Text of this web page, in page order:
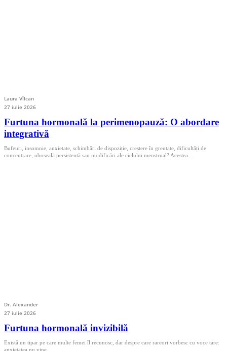
Laura Vîlcan
27 iulie 2026
Furtuna hormonală la perimenopauză: O abordare
integrativă
Bufeuri, insomnie, anxietate, schimbări de dispoziție, creștere în greutate, dificultăți de
concentrare, oboseală persistentă sau modificări ale ciclului menstrual? Acestea…
Dr. Alexander
27 iulie 2026
Furtuna hormonală invizibilă
Există un tipar pe care multe femei îl recunosc, dar despre care rareori vorbesc cu voce tare:
anxietatea nu vine…